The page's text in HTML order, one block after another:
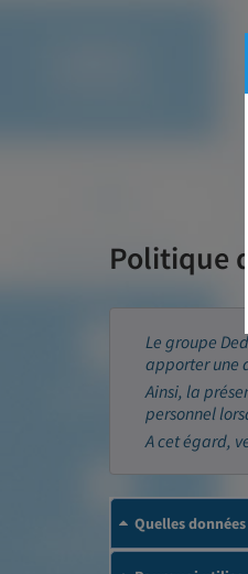
Politique
Le groupe
apporter une
Ainsi, la
personnel
A cet égard,
Quelles